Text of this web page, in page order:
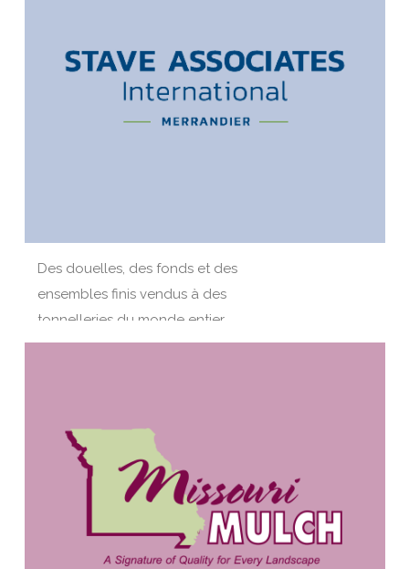
Des douelles, des fonds et des
ensembles finis vendus à des
tonnelleries du monde entier.